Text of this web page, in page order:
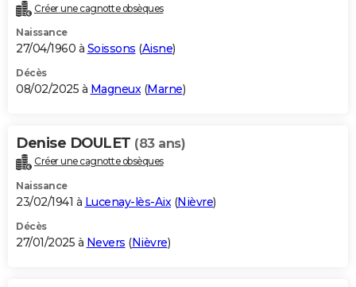
Créer une cagnotte obsèques
Naissance
27/04/1960 à Soissons (Aisne)
Décès
08/02/2025 à Magneux(Marne)
Denise DOULET (83 ans)
Créer une cagnotte obsèques
Naissance
23/02/1941 à Lucenay-lès-Aix(Nièvre)
Décès
27/01/2025 à Nevers (Nièvre)